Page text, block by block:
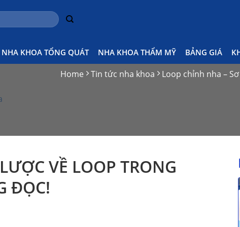
NHA KHOA TỔNG QUÁT NHA KHOA THẨM MỸ BẢNG GIÁ
Home Tin tức nha khoa Loop chỉnh nha –
VỀ LOOP TRONG
ĐỌC!